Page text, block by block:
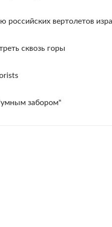
российских вертолетов
сквозь горы
забором"